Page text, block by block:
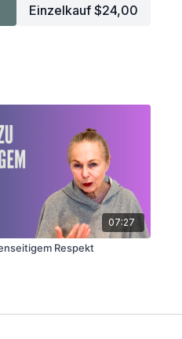
Einzelkauf $24,00
07:27
Respekt